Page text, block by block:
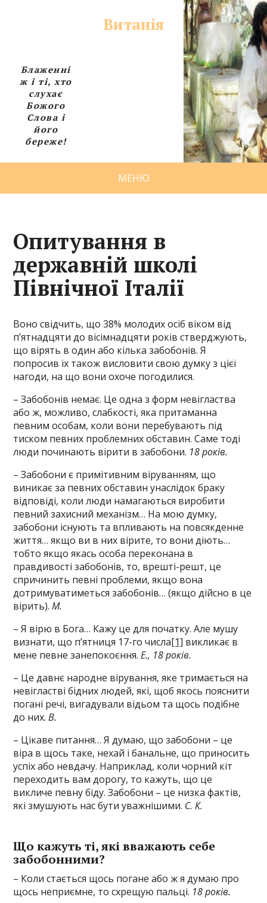
Витанія
Блаженні
ж і ті, хто
слухає
Божого
Слова і
його
береже!
МЕНЮ
Опитування в
державній школі
Північної Італії
Воно свідчить, що 38% молодих осіб віком від
п’ятнадцяти до вісімнадцяти років стверджують,
що вірять в один або кілька забобонів. Я
попросив їх також висловити свою думку з цієї
нагоди, на що вони охоче погодилися.
– Забобонів немає. Це одна з форм невігластва
або ж, можливо, слабкості, яка притаманна
певним особам, коли вони перебувають під
тиском певних проблемних обставин. Саме тоді
люди починають вірити в забобони. 18 років.
– Забобони є примітивним віруванням, що
виникає за певних обставин унаслідок браку
відповіді, коли люди намагаються виробити
певний захисний механізм… На мою думку,
забобони існують та впливають на повсякденне
життя… якщо ви в них вірите, то вони діють…
тобто якщо якась особа переконана в
правдивості забобонів, то, врешті-решт, це
спричинить певні проблеми, якщо вона
дотримуватиметься забобонів… (якщо дійсно в це
вірить).М.
– Я вірю в Бога… Кажу це для початку. Але мушу
визнати, що п’ятниця 17-го числа[1] викликає в
мене певне занепокоєння.Е., 18 років.
– Це давнє народне вірування, яке тримається на
невігластві бідних людей, які, щоб якось пояснити
погані речі, вигадували відьом та щось подібне
до них.В.
– Цікаве питання… Я думаю, що забобони – це
віра в щось таке, нехай і банальне, що приносить
успіх або невдачу. Наприклад, коли чорний кіт
переходить вам дорогу, то кажуть, що це
викличе певну біду. Забобони – це низка фактів,
які змушують нас бути уважнішими. С. К.
Що кажуть ті, які вважають себе
забобонними?
– Коли стається щось погане або ж я думаю про
щось неприємне, то схрещую пальці. 18 років.